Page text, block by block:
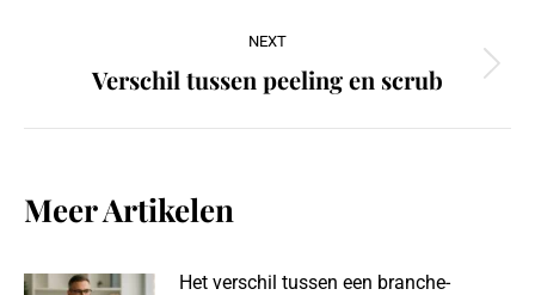
NEXT
Next
Verschil tussen peeling en scrub
Meer Artikelen
Het verschil tussen een branche-